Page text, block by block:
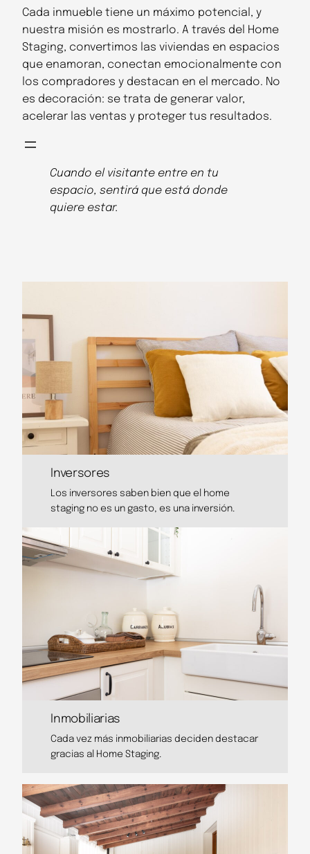
Cada inmueble tiene un máximo potencial, y
nuestra misión es mostrarlo. A través del Home
Staging, convertimos las viviendas en espacios
que enamoran, conectan emocionalmente con
los compradores y destacan en el mercado. No
es decoración: se trata de generar valor,
acelerar las ventas y proteger tus resultados.
Cuando el visitante entre en tu
espacio, sentirá que está donde
quiere estar.
Inversores
Los inversores saben bien que el home
staging no es un gasto, es una inversión.
Inmobiliarias
Cada vez más inmobiliarias deciden destacar
gracias al Home Staging.